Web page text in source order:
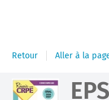
Retour Aller à la
Détail